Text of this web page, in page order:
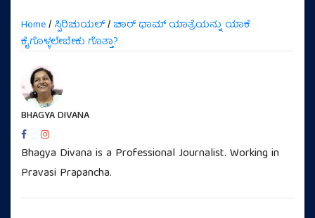
Home/ಸ್ಪಿರಿಚುಯಲ್/ ಚಾರ್ ಧಾಮ್ ಯಾತ್ರೆಯನ್ನು ಯಾಕೆ
ಕೈಗೊಳ್ಳಲೇಬೇಕು ಗೊತ್ತಾ?
BHAGYA DIVANA
Bhagya Divana is a Professional Journalist. Working in
Pravasi Prapancha.